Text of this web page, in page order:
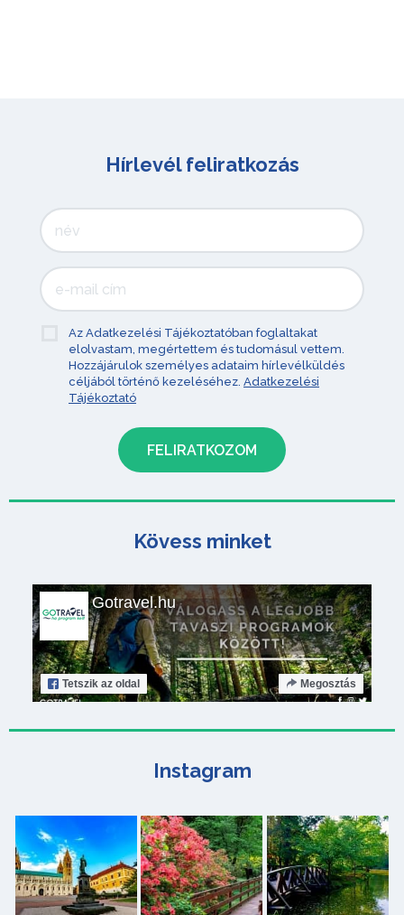
Hírlevél feliratkozás
Az Adatkezelési Tájékoztatóban foglaltakat
elolvastam, megértettem és tudomásul vettem.
Hozzájárulok személyes adataim hírlevélküldés
céljából történő kezeléséhez. Adatkezelési
Tájékoztató
Kövess minket
Gotravel.hu
Tetszik az oldal Megosztás
Instagram